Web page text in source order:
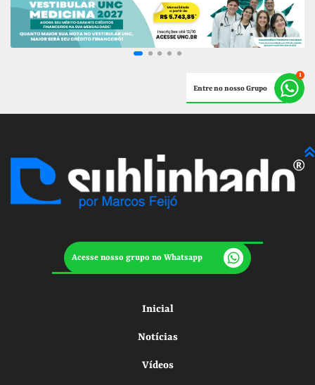
Entre no nosso Grupo
Acesse nosso grupo no Whatsapp
Inicial
Notícias
Vídeos